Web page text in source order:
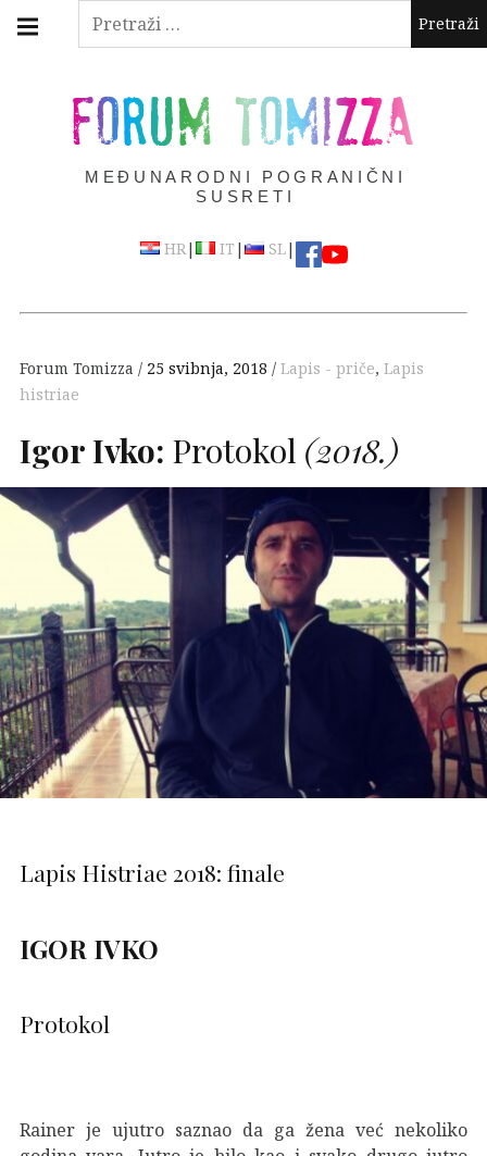
Pretraži:
Skip
FORUM TOMIZZA
MEĐUNARODNI POGRANIČNI
SUSRETI
HR| IT | SL|
navigation
Forum Tomizza 25 svibnja, 2018 Lapis - priče, Lapis
histriae
Igor Ivko: Protokol (2018.)
Lapis Histriae 2018: finale
IGOR IVKO
Protokol
Rainer je ujutro saznao da ga žena već nekoliko